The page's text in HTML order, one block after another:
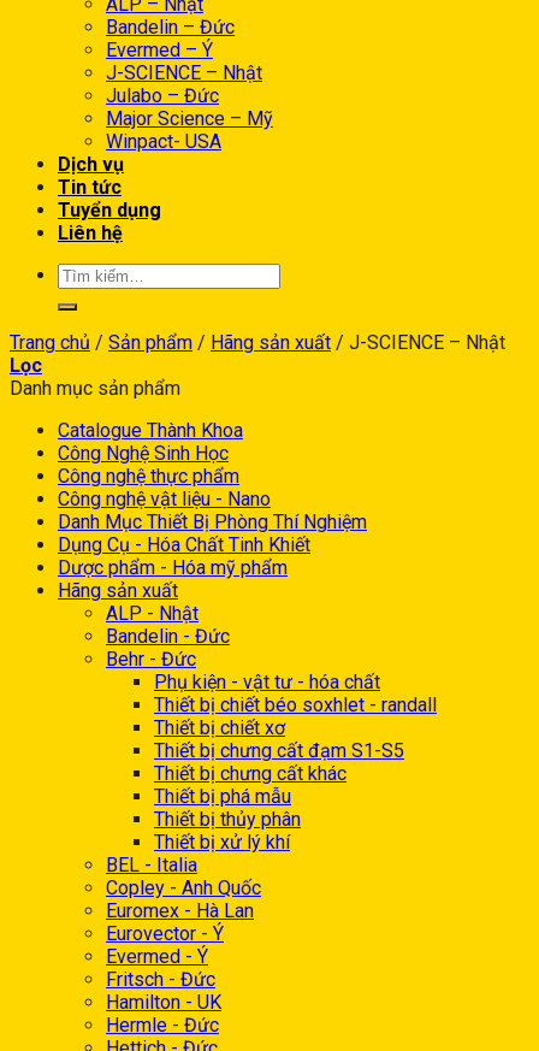
Bandelin – Đức
Evermed – Ý
J-SCIENCE – Nhật
Julabo – Đức
Major Science – Mỹ
Winpact- USA
Dịch vụ
Tin tức
Tuyển dụng
Liên hệ
Trang chủ / Sản phẩm / Hãng sản xuất / J-SCIENCE – Nhật
Lọc
Danh mục sản phẩm
Catalogue Thành Khoa
Công Nghệ Sinh Học
Công nghệ thực phẩm
Công nghệ vật liệu - Nano
Danh Mục Thiết Bị Phòng Thí Nghiệm
Dụng Cụ - Hóa Chất Tinh Khiết
Dược phẩm - Hóa mỹ phẩm
Hãng sản xuất
ALP - Nhật
Bandelin - Đức
Behr - Đức
Phụ kiện - vật tư - hóa chất
Thiết bị chiết béo soxhlet - randall
Thiết bị chiết xơ
Thiết bị chưng cất đạm S1-S5
Thiết bị chưng cất khác
Thiết bị phá mẫu
Thiết bị thủy phân
Thiết bị xử lý khí
BEL - Italia
Copley - Anh Quốc
Euromex - Hà Lan
Eurovector - Ý
Evermed - Ý
Fritsch - Đức
Hamilton - UK
Hermle - Đức